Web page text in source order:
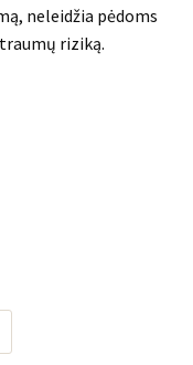
neleidžia pėdoms
riziką.